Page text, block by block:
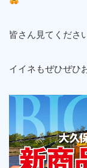
皆さん見てくださ
イイネもぜひぜひ